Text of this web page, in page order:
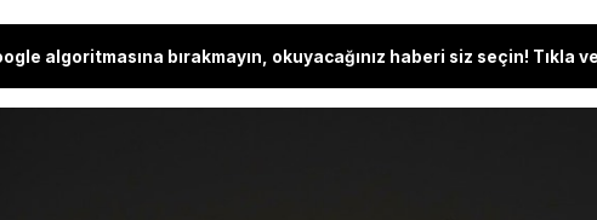
algoritmasına bırakmayın, okuyacağınız haberi siz seçin! Tıkla